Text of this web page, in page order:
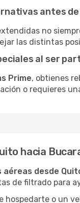
antes
no
las distintas
al ser
Prime, obtienes
o requieres
hacia
aéreas desde
de filtrado para
hospedarte o un